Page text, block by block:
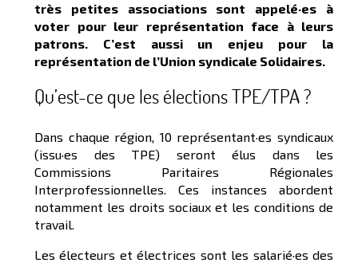
très petites associations sont appelé·es à
voter pour leur représentation face à leurs
patrons. C’est aussi un enjeu pour la
représentation de l’Union syndicale Solidaires.
Qu’est-ce que les élections TPE/TPA ?
Dans chaque région, 10 représentant·es syndicaux
(issu·es des TPE) seront élus dans les
Commissions Paritaires Régionales
Interprofessionnelles. Ces instances abordent
notamment les droits sociaux et les conditions de
travail.
Les électeurs et électrices sont les salarié·es des